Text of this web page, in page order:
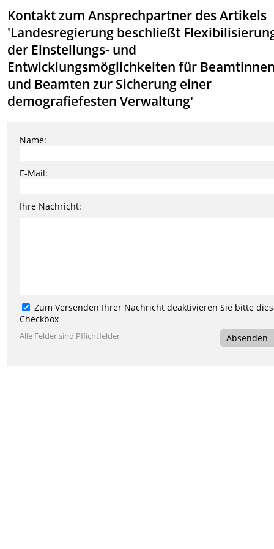
Kontakt zum Ansprechpartner des Artikels
'Landesregierung beschließt
der Einstellungs- und
Entwicklungsmöglichkeiten für
und Beamten zur Sicherung einer
demografiefesten Verwaltung'
Name:
E-Mail:
Ihre Nachricht:
Zum Versenden Ihrer Nachricht deaktivieren Sie bitte
Checkbox
Alle Felder sind Pflichtfelder Absenden